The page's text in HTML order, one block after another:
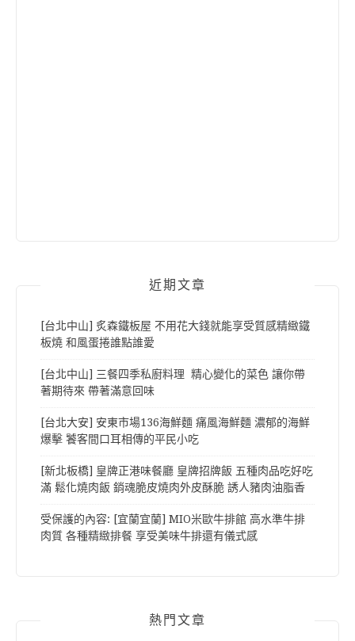
近期文章
[台北中山] 炙森鐵板屋 不用花大錢就能享受質感精緻鐵
板燒 和風蛋捲誰點誰愛
[台北中山] 三餐四季私廚料理 精心變化的菜色 讓你帶
著期待來 帶著滿意回味
[台北大安] 安東市場136海鮮麵 痛風海鮮麵 濃郁的海鮮
爆擊 饕客間口耳相傳的平民小吃
[新北板橋] 皇牌正港味餐廳 皇牌招牌飯 五種肉品吃好吃
滿 鬆化燒肉飯 銷魂脆皮燒肉外皮酥脆 誘人豬肉油脂香
受保護的內容: [宜蘭宜蘭] MIO米歐牛排館 高水準牛排
肉質 各種精緻排餐 享受美味牛排還有儀式感
熱門文章